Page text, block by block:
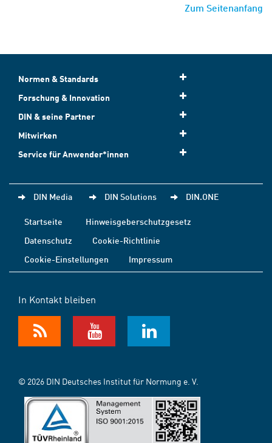
Zum Seitenanfang
Normen & Standards
Forschung & Innovation
DIN & seine Partner
Mitwirken
Service für Anwender*innen
DIN Media DIN Solutions DIN.ONE
Startseite
Hinweisgeberschutzgesetz
Datenschutz
Cookie-Richtlinie
Cookie-Einstellungen
Impressum
In Kontakt bleiben
© 2026 DIN Deutsches Institut für Normung e. V.